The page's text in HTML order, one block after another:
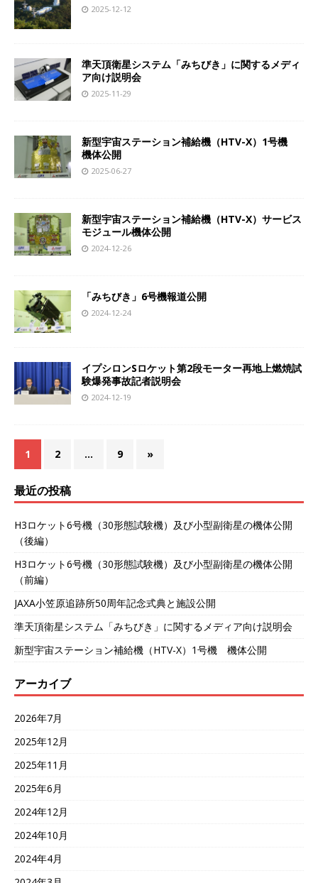
2025-12-12
準天頂衛星システム「みちびき」に関するメディ
ア向け説明会
2025-11-29
新型宇宙ステーション補給機（HTV-X）1号機
機体公開
2025-06-27
新型宇宙ステーション補給機（HTV-X）サービス
モジュール機体公開
2024-12-26
「みちびき」6号機報道公開
2024-12-24
イプシロンSロケット第2段モーター再地上燃焼試
験爆発事故記者説明会
2024-12-19
1 2 … 9 »
最近の投稿
H3ロケット6号機（30形態試験機）及び小型副衛星の機体公開
（後編）
H3ロケット6号機（30形態試験機）及び小型副衛星の機体公開
（前編）
JAXA小笠原追跡所50周年記念式典と施設公開
準天頂衛星システム「みちびき」に関するメディア向け説明会
新型宇宙ステーション補給機（HTV-X）1号機 機体公開
アーカイブ
2026年7月
2025年12月
2025年11月
2025年6月
2024年12月
2024年10月
2024年4月